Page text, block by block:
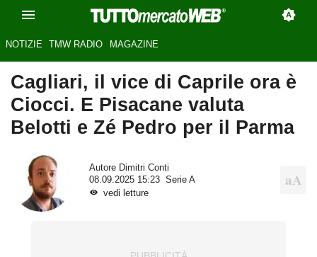
NOTIZIE TMW RADIO MAGAZINE
Cagliari, il vice di Caprile ora è
Ciocci. E Pisacane valuta
Belotti e Zé Pedro per il Parma
Autore Dimitri Conti
08.09.2025 15:23
Serie A
vedi letture